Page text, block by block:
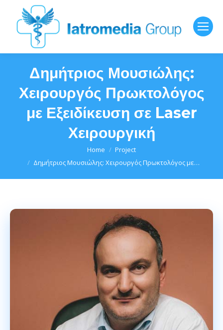
Δημήτριος Μουσιώλης:
Χειρουργός Πρωκτολόγος
με Εξειδίκευση σε Laser
Χειρουργική
Home
Project
Δημήτριος Μουσιώλης: Χειρουργός Πρωκτολόγος με…